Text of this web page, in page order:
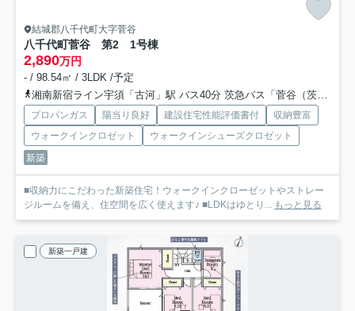
結城郡八千代町大字菅谷
八千代町菅谷 第2 1号棟
2,890万円
- / 98.54㎡ / 3LDK /予定
湘南新宿ライン宇須「古河」駅 バス40分 茨急バス「菅谷（茨城県）」 停歩10分
プロパンガス 陽当り良好 建設住宅性能評価書付
収納豊富
ウォークインクロゼット
ウォークインシューズクロゼット
新築
■収納力にこだわった新築住宅！ウォークインクローゼットやストレー
ジルームを備え、住空間を広く使えます♪ ■LDKはゆとり... もっと見る
新築一戸建